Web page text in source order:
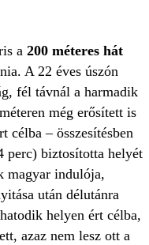
a 200 méteres hát
A 22 éves úszón
fél távnál a harmadik
még erősített is
célba – összesítésben
perc) biztosította helyét
magyar indulója,
után délutánra
helyen ért célba,
azaz nem lesz ott a